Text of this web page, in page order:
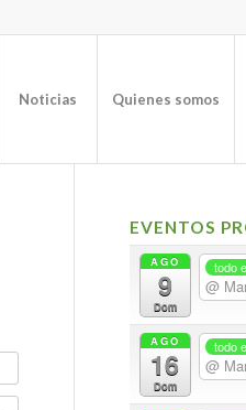
Noticias Quienes somos
EVENTOS
AGO
9
Dom
todo
@
AGO
16
Dom
todo
@